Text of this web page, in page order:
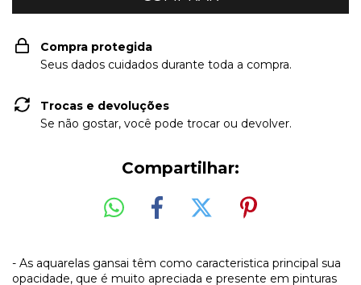
Compra protegida
Seus dados cuidados durante toda a compra.
Trocas e devoluções
Se não gostar, você pode trocar ou devolver.
Compartilhar:
- As aquarelas gansai têm como caracteristica principal sua
opacidade, que é muito apreciada e presente em pinturas